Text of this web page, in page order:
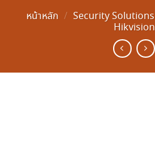
หน้าหลัก / Security Solutions
Hikvision